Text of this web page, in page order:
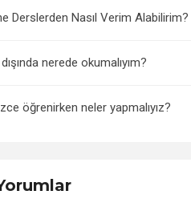
Derslerden Nasıl Verim Alabilirim?
nerede okumalıyım?
öğrenirken neler yapmalıyız?